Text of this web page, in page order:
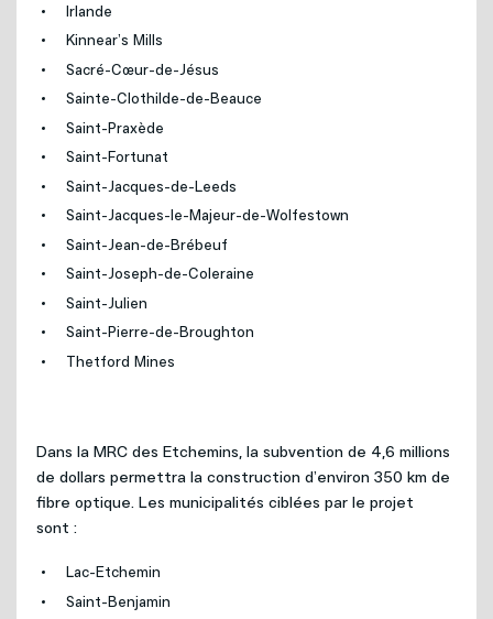
Irlande
Kinnear’s Mills
Sacré-Cœur-de-Jésus
Sainte-Clothilde-de-Beauce
Saint-Praxède
Saint-Fortunat
Saint-Jacques-de-Leeds
Saint-Jacques-le-Majeur-de-Wolfestown
Saint-Jean-de-Brébeuf
Saint-Joseph-de-Coleraine
Saint-Julien
Saint-Pierre-de-Broughton
Thetford Mines
Dans la MRC des Etchemins, la subvention de 4,6 millions
de dollars permettra la construction d’environ 350 km de
fibre optique. Les municipalités ciblées par le projet
sont :
Lac-Etchemin
Saint-Benjamin